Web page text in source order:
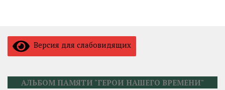
Версия для слабовидящих
АЛЬБОМ ПАМЯТИ "ГЕРОИ НАШЕГО ВРЕМЕНИ"